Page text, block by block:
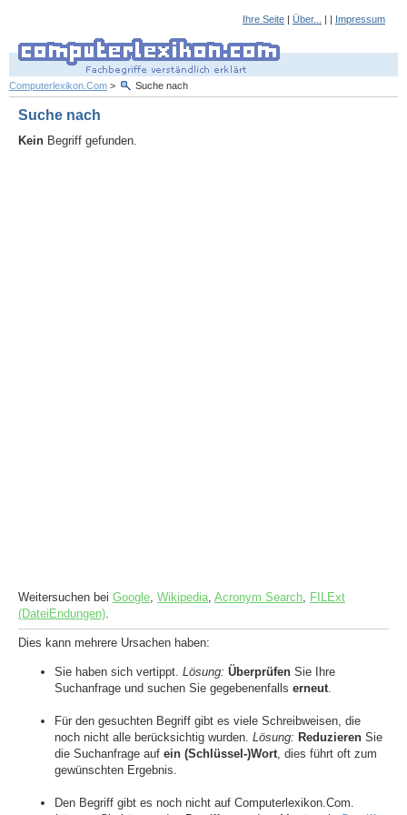
Ihre Seite | Über... | | Impressum
Computerlexikon.Com > Suche nach
Suche nach
Kein Begriff gefunden.
Weitersuchen bei Google, Wikipedia, Acronym Search, FILExt
(DateiEndungen).
Dies kann mehrere Ursachen haben:
Sie haben sich vertippt. Lösung: Überprüfen Sie Ihre
Suchanfrage und suchen Sie gegebenenfalls erneut
Für den gesuchten Begriff gibt es viele Schreibweisen, die
noch nicht alle berücksichtig wurden. Lösung: Reduzieren Sie
die Suchanfrage auf ein (Schlüssel-)Wort , dies führt oft zum
gewünschten Ergebnis.
Den Begriff gibt es noch nicht auf Computerlexikon.Com.